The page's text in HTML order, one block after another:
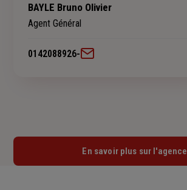
BAYLE Bruno Olivier
Agent Général
0142088926-
En savoir plus sur l'agence